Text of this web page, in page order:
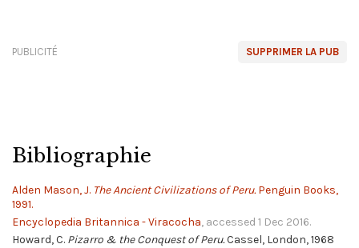
SUPPRIMER LA PUB
PUBLICITÉ
Bibliographie
Alden Mason, J. The Ancient Civilizations of Peru.Penguin Books,
1991.
Encyclopedia Britannica - Viracocha, accessed 1 Dec 2016.
Howard, C. Pizarro & the Conquest of Peru.Cassel, London, 1968